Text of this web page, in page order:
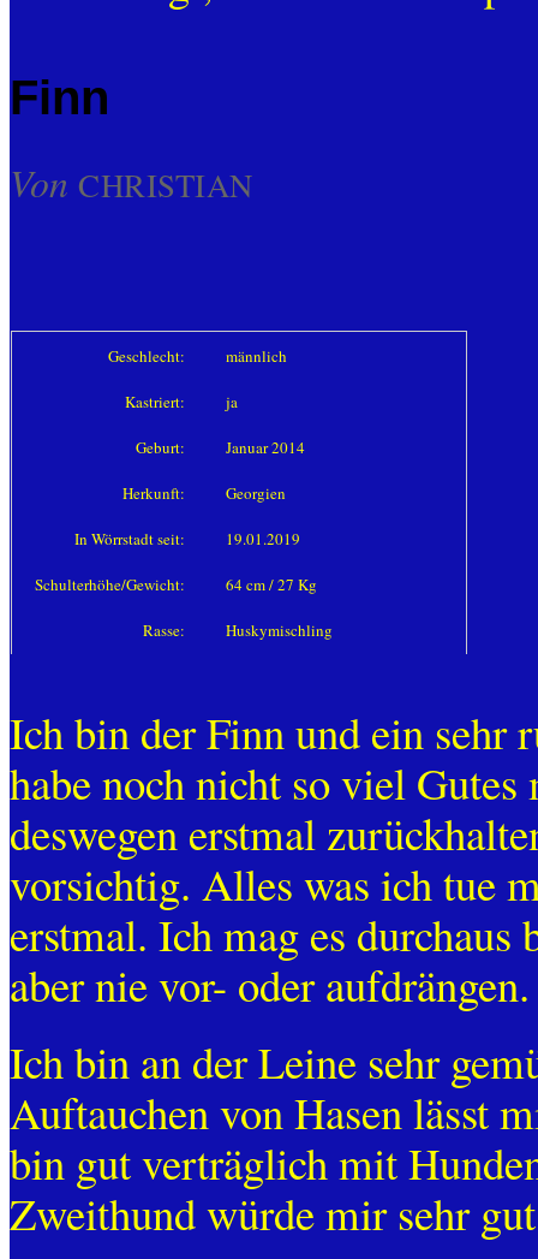
Finn
Von CHRISTIAN
Geschlecht: männlich
Kastriert: ja
Geburt: Januar 2014
Herkunft: Georgien
In Wörrstadt seit: 19.01.2019
Schulterhöhe/Gewicht: 64 cm / 27 Kg
Rasse: Huskymischling
Ich bin der Finn und ein sehr
habe noch nicht so viel
deswegen erstmal
vorsichtig. Alles was ich tue
erstmal. Ich mag es
aber nie vor- oder aufdrängen.
Ich bin an der Leine sehr
Auftauchen von Hasen lässt
bin gut verträglich mit
Zweithund würde mir sehr